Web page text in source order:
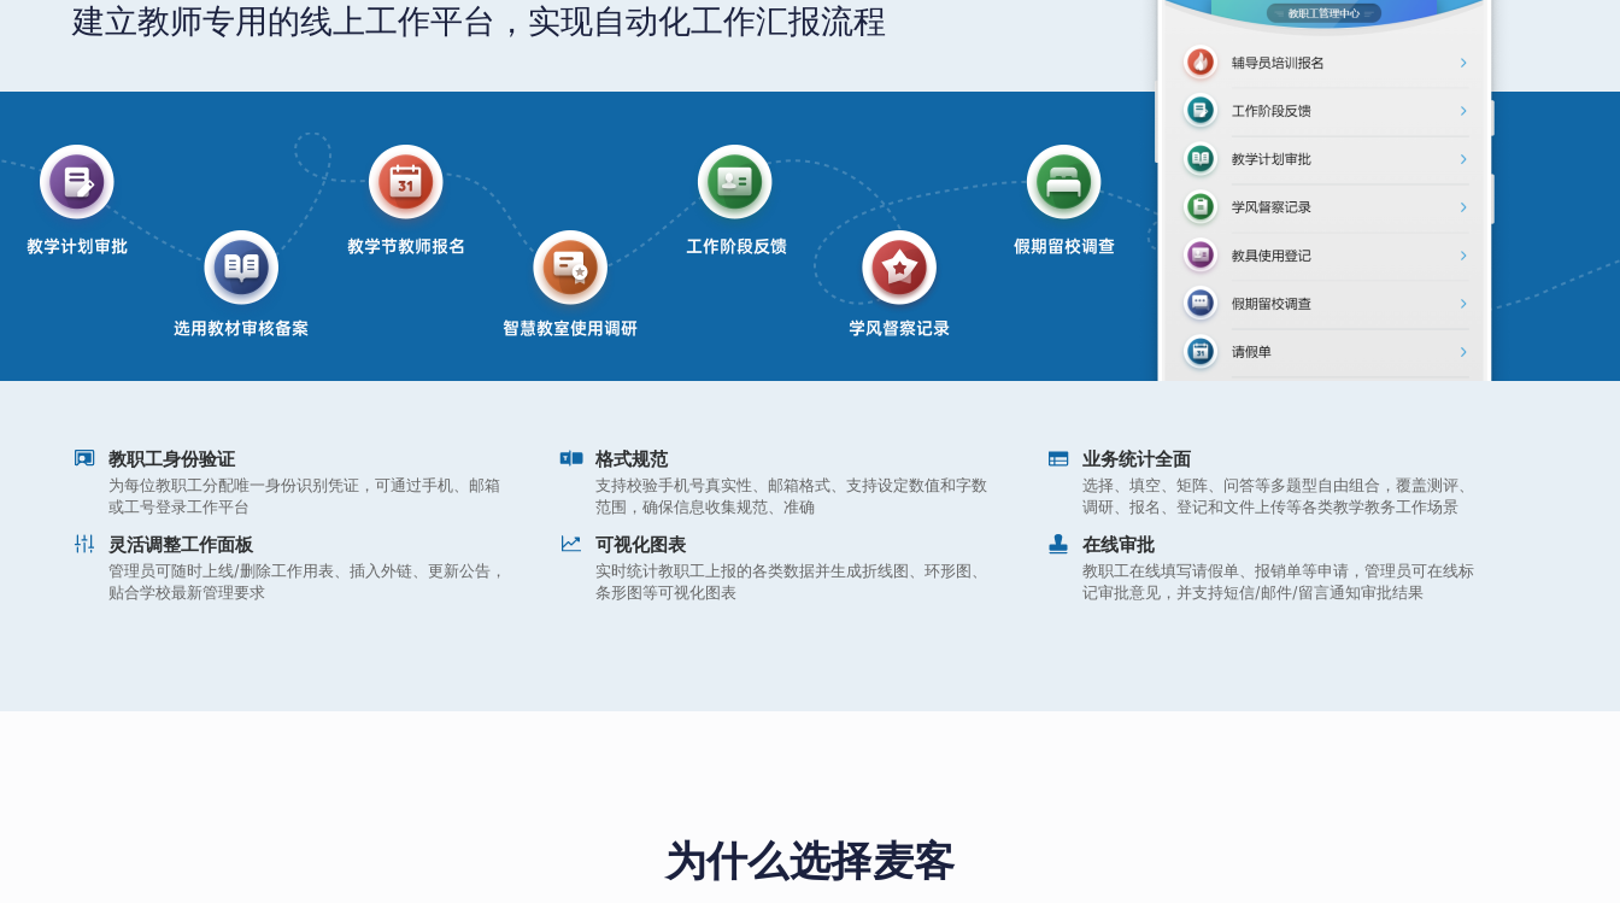
建立教师专用的线上工作平台，实现自动化工作汇报流程
教职工身份验证
为每位教职工分配唯一身份识别凭证，可通过手机、邮箱
或工号登录工作平台
格式规范
支持校验手机号真实性、邮箱格式、支持设定数值和字数
范围，确保信息收集规范、准确
业务统计全面
选择、填空、矩阵、问答等多题型自由组合，覆盖测评、
调研、报名、登记和文件上传等各类教学教务工作场景
灵活调整工作面板
管理员可随时上线/删除工作用表、插入外链、更新公告，
贴合学校最新管理要求
可视化图表
实时统计教职工上报的各类数据并生成折线图、环形图、
条形图等可视化图表
在线审批
教职工在线填写请假单、报销单等申请，管理员可在线标
记审批意见，并支持短信/邮件/留言通知审批结果
为什么选择麦客